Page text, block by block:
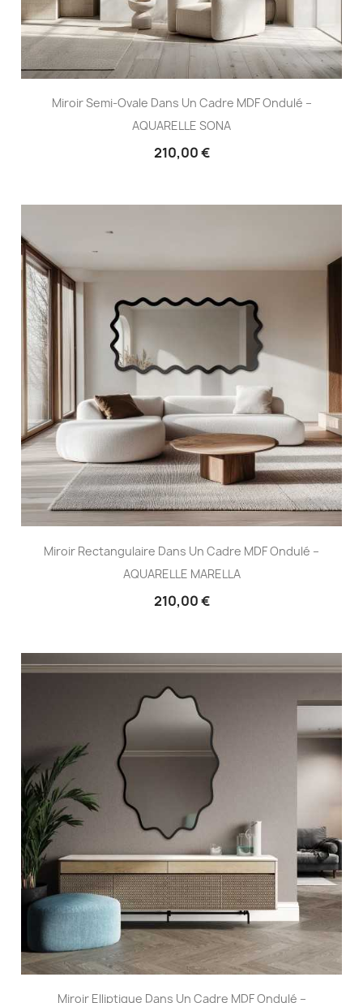
Miroir Semi-Ovale Dans Un Cadre MDF Ondulé –
AQUARELLE SONA
210,00 €
Miroir Rectangulaire Dans Un Cadre MDF Ondulé –
AQUARELLE MARELLA
210,00 €
Miroir Elliptique Dans Un Cadre MDF Ondulé –